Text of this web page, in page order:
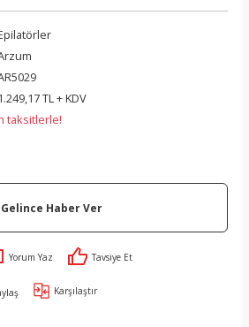
TL + KDV
taksitlerle!
Gelince Haber Ver
Yorum Yaz Tavsiye Et
Karşılaştır